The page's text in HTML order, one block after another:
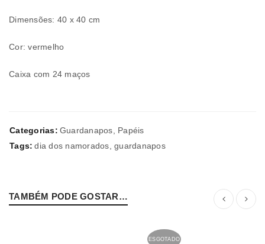
Dimensões: 40 x 40 cm
Cor: vermelho
Caixa com 24 maços
Categorias: Guardanapos, Papéis
Tags: dia dos namorados, guardanapos
TAMBÉM PODE GOSTAR…
ESGOTADO